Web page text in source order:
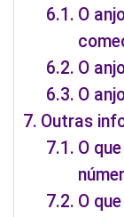
O
O
O
Outras
O
O